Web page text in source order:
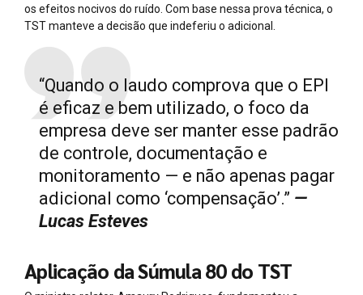
os efeitos nocivos do ruído. Com base nessa prova técnica, o
TST manteve a decisão que indeferiu o adicional.
“Quando o laudo comprova que o EPI
é eficaz e bem utilizado, o foco da
empresa deve ser manter esse padrão
de controle, documentação e
monitoramento — e não apenas pagar
adicional como ‘compensação’.” —
Lucas Esteves
Aplicação da Súmula 80 do TST